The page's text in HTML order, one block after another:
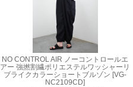
NO CONTROL AIR ノーコントロールエ
アー 強撚割繊ポリエステルワッシャーリ
ブライクカラーショートブルゾン [VG-
NC2109CD]